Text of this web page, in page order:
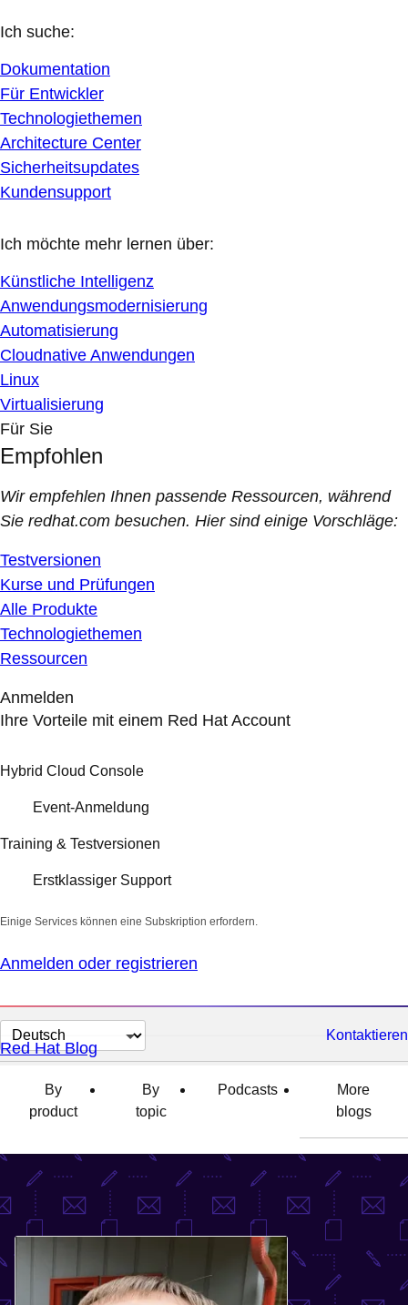
Ich suche:
Dokumentation
Für Entwickler
Technologiethemen
Architecture Center
Sicherheitsupdates
Kundensupport
Ich möchte mehr lernen über:
Künstliche Intelligenz
Anwendungsmodernisierung
Automatisierung
Cloudnative Anwendungen
Linux
Virtualisierung
Für Sie
Empfohlen
Wir empfehlen Ihnen passende Ressourcen, während
Sie redhat.com besuchen. Hier sind einige Vorschläge:
Testversionen
Kurse und Prüfungen
Alle Produkte
Technologiethemen
Ressourcen
Anmelden
Ihre Vorteile mit einem Red Hat Account
Hybrid Cloud Console
Event-Anmeldung
Training & Testversionen
Erstklassiger Support
Einige Services können eine Subskription erfordern.
Anmelden oder registrieren
Sprache
auswählen
Kontaktieren
Red Hat Blog
By
product
By
topic
Podcasts
More
blogs